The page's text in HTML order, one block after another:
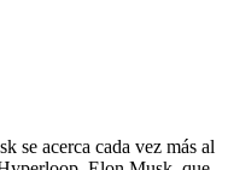
se acerca cada vez más al